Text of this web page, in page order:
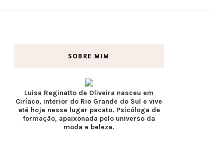
SOBRE MIM
Luisa Reginatto de Oliveira nasceu em
Ciríaco, interior do Rio Grande do Sul e vive
até hoje nesse lugar pacato. Psicóloga de
formação, apaixonada pelo universo da
moda e beleza.